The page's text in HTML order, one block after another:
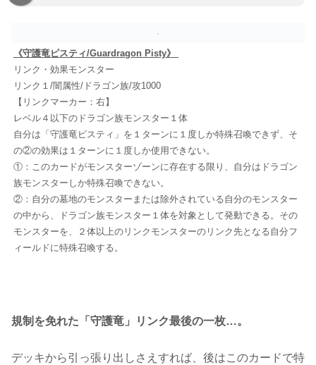
《守護竜ピスティ/Guardragon Pisty》
リンク・効果モンスター
リンク１/闇属性/ドラゴン族/攻1000
【リンクマーカー：右】
レベル４以下のドラゴン族モンスター１体
自分は「守護竜ピスティ」を１ターンに１度しか特殊召喚できず、そ
の②の効果は１ターンに１度しか使用できない。
①：このカードがモンスターゾーンに存在する限り、自分はドラゴン
族モンスターしか特殊召喚できない。
②：自分の墓地のモンスターまたは除外されている自分のモンスター
の中から、ドラゴン族モンスター１体を対象として発動できる。その
モンスターを、２体以上のリンクモンスターのリンク先となる自分フ
ィールドに特殊召喚する。
規制を免れた「守護竜」リンク最後の一枚…。
デッキから引っ張り出しさえすれば、後はこのカードで特